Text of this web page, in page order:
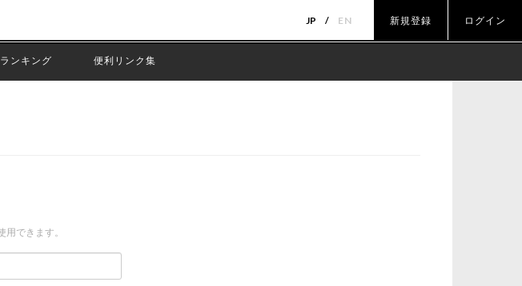
JP EN 新規登録 ログイン
ランキング 便利リンク集
できます。